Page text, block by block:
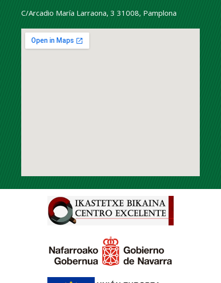
C/Arcadio María Larraona, 3 31008, Pamplona